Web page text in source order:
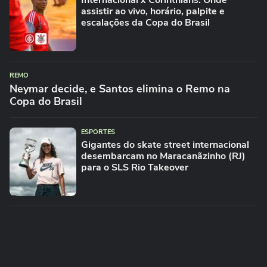
assistir ao vivo, horário, palpite e
escalações da Copa do Brasil
REMO
Neymar decide, e Santos elimina o Remo na
Copa do Brasil
ESPORTES
Gigantes do skate street internacional
desembarcam no Maracanãzinho (RJ)
para o SLS Rio Takeover